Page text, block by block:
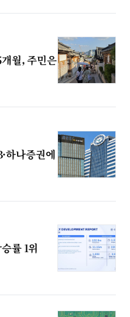
월, 주민은
하나증권에
률 1위